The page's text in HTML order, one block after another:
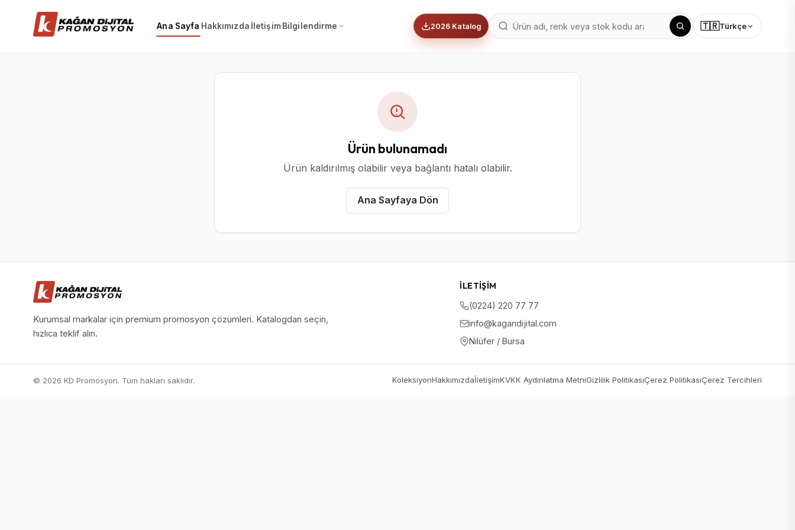
Ana Sayfa Hakkımızda İletişim Bilgilendirme 2026 Katalog 🇹🇷Türkçe
Ürün bulunamadı
Ürün kaldırılmış olabilir veya bağlantı hatalı olabilir.
Ana Sayfaya Dön
Kurumsal markalar için premium promosyon çözümleri. Katalogdan seçin,
hızlıca teklif alın.
İLETIŞIM
(0224) 220 77 77
info@kagandijital.com
Nilüfer / Bursa
© 2026 KD Promosyon. Tüm hakları saklıdır. KoleksiyonHakkımızdaİletişimKVKK Aydınlatma MetniGizlilik PolitikasıÇerez PolitikasıÇerez Tercihleri